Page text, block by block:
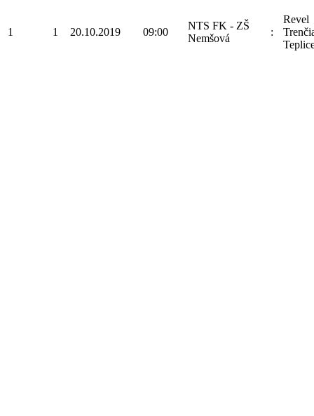
1 1 20.10.2019 09:00
NTS FK - ZŠ
Nemšová
:
Revel